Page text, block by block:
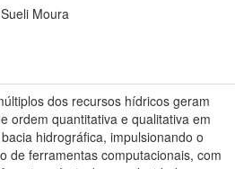
Moura
dos recursos hídricos geram
ordem quantitativa e qualitativa em
hidrográfica, impulsionando o
de ferramentas computacionais, com